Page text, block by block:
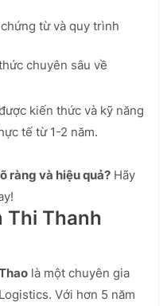
từ và quy trình
chuyên sâu về
kiến thức và kỹ năng
tế từ 1-2 năm.
ràng và hiệu quả? Hãy
Thi Thanh
là một chuyên gia
Với hơn 5 năm